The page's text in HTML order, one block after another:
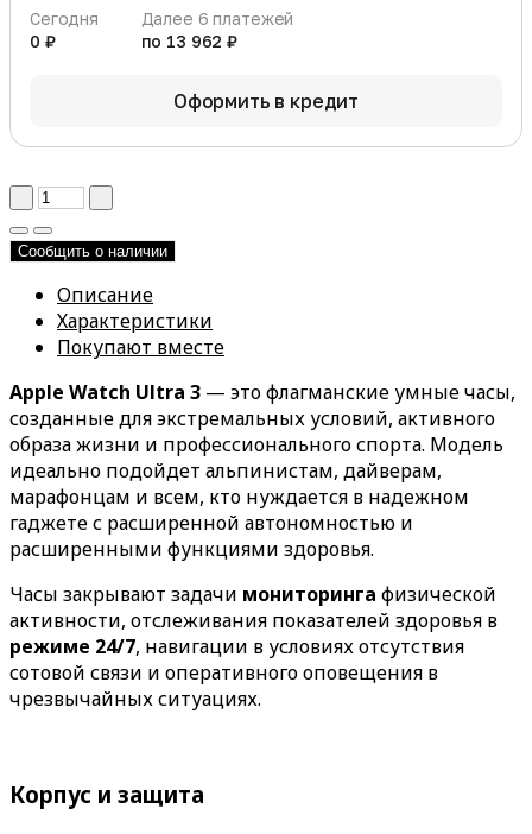
Сегодня
0 ₽
Далее 6 платежей
по 13 962 ₽
Оформить в кредит
Сообщить о наличии
Описание
Характеристики
Покупают вместе
Apple Watch Ultra 3 — это флагманские умные часы,
созданные для экстремальных условий, активного
образа жизни и профессионального спорта. Модель
идеально подойдет альпинистам, дайверам,
марафонцам и всем, кто нуждается в надежном
гаджете с расширенной автономностью и
расширенными функциями здоровья.
Часы закрывают задачи мониторинга физической
активности, отслеживания показателей здоровья в
режиме 24/7, навигации в условиях отсутствия
сотовой связи и оперативного оповещения в
чрезвычайных ситуациях.
Корпус и защита